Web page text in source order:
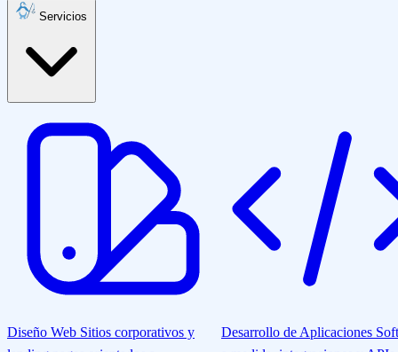
Diseño Web Sitios corporativos y
Desarrollo de Aplicaciones